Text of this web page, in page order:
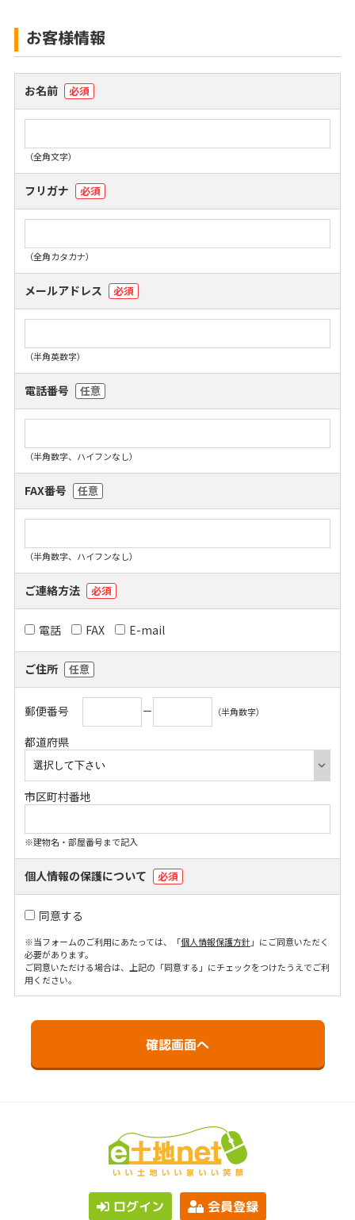
お客様情報
お名前 必須
（全角文字）
フリガナ 必須
（全角カタカナ）
メールアドレス 必須
（半角英数字）
電話番号 任意
（半角数字、ハイフンなし）
FAX番号 任意
（半角数字、ハイフンなし）
ご連絡方法 必須
電話 FAX E-mail
ご住所 任意
郵便番号 － （半角数字）
都道府県
市区町村番地
※建物名・部屋番号まで記入
個人情報の保護について 必須
同意する
※当フォームのご利用にあたっては、「個人情報保護方針」にご同意いただく
必要があります。
ご同意いただける場合は、上記の「同意する」にチェックをつけたうえでご利
用ください。
ログイン 会員登録